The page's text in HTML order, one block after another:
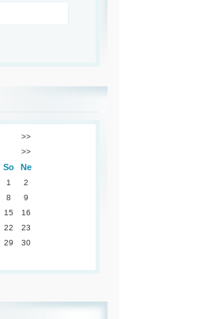
>>
>>
So Ne
1
2
8
9
15
16
22
23
29
30